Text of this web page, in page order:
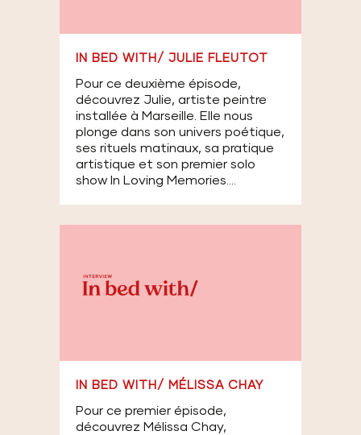
IN BED WITH/ JULIE FLEUTOT
Pour ce deuxième épisode,
découvrez Julie, artiste peintre
installée à Marseille. Elle nous
plonge dans son univers poétique,
ses rituels matinaux, sa pratique
artistique et son premier solo
show In Loving Memories....
IN BED WITH/ MÉLISSA CHAY
Pour ce premier épisode,
découvrez Mélissa Chay,